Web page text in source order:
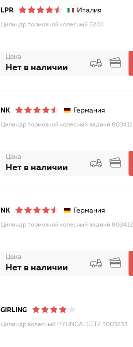
LPR Италия
Цилиндр тормозной колесный 5204
Цена
Нет в наличии
NK Германия
Цилиндр тормозной колесный задний 803411
Цена
Нет в наличии
NK Германия
Цилиндр тормозной колесный задний 803412
Цена
Нет в наличии
GIRLING
Цилиндр колесный HYUNDAI GETZ 5003233